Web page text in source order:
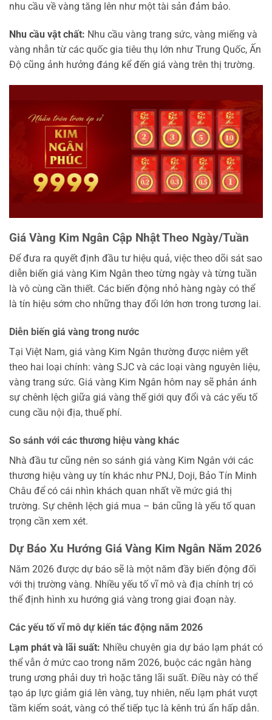
nhu cầu về vàng tăng lên như một tài sản đảm bảo.
Nhu cầu vật chất: Nhu cầu vàng trang sức, vàng miếng và
vàng nhẫn từ các quốc gia tiêu thụ lớn như Trung Quốc, Ấn
Độ cũng ảnh hưởng đáng kể đến giá vàng trên thị trường.
Giá Vàng Kim Ngân Cập Nhật Theo Ngày/Tuần
Để đưa ra quyết định đầu tư hiệu quả, việc theo dõi sát sao
diễn biến giá vàng Kim Ngân theo từng ngày và từng tuần
là vô cùng cần thiết. Các biến động nhỏ hàng ngày có thể
là tín hiệu sớm cho những thay đổi lớn hơn trong tương lai.
Diễn biến giá vàng trong nước
Tại Việt Nam, giá vàng Kim Ngân thường được niêm yết
theo hai loại chính: vàng SJC và các loại vàng nguyên liệu,
vàng trang sức. Giá vàng Kim Ngân hôm nay sẽ phản ánh
sự chênh lệch giữa giá vàng thế giới quy đổi và các yếu tố
cung cầu nội địa, thuế phí.
So sánh với các thương hiệu vàng khác
Nhà đầu tư cũng nên so sánh giá vàng Kim Ngân với các
thương hiệu vàng uy tín khác như PNJ, Doji, Bảo Tín Minh
Châu để có cái nhìn khách quan nhất về mức giá thị
trường. Sự chênh lệch giá mua – bán cũng là yếu tố quan
trọng cần xem xét.
Dự Báo Xu Hướng Giá Vàng Kim Ngân Năm 2026
Năm 2026 được dự báo sẽ là một năm đầy biến động đối
với thị trường vàng. Nhiều yếu tố vĩ mô và địa chính trị có
thể định hình xu hướng giá vàng trong giai đoạn này.
Các yếu tố vĩ mô dự kiến tác động năm 2026
Lạm phát và lãi suất: Nhiều chuyên gia dự báo lạm phát có
thể vẫn ở mức cao trong năm 2026, buộc các ngân hàng
trung ương phải duy trì hoặc tăng lãi suất. Điều này có thể
tạo áp lực giảm giá lên vàng, tuy nhiên, nếu lạm phát vượt
tầm kiểm soát, vàng có thể tiếp tục là kênh trú ẩn hấp dẫn.